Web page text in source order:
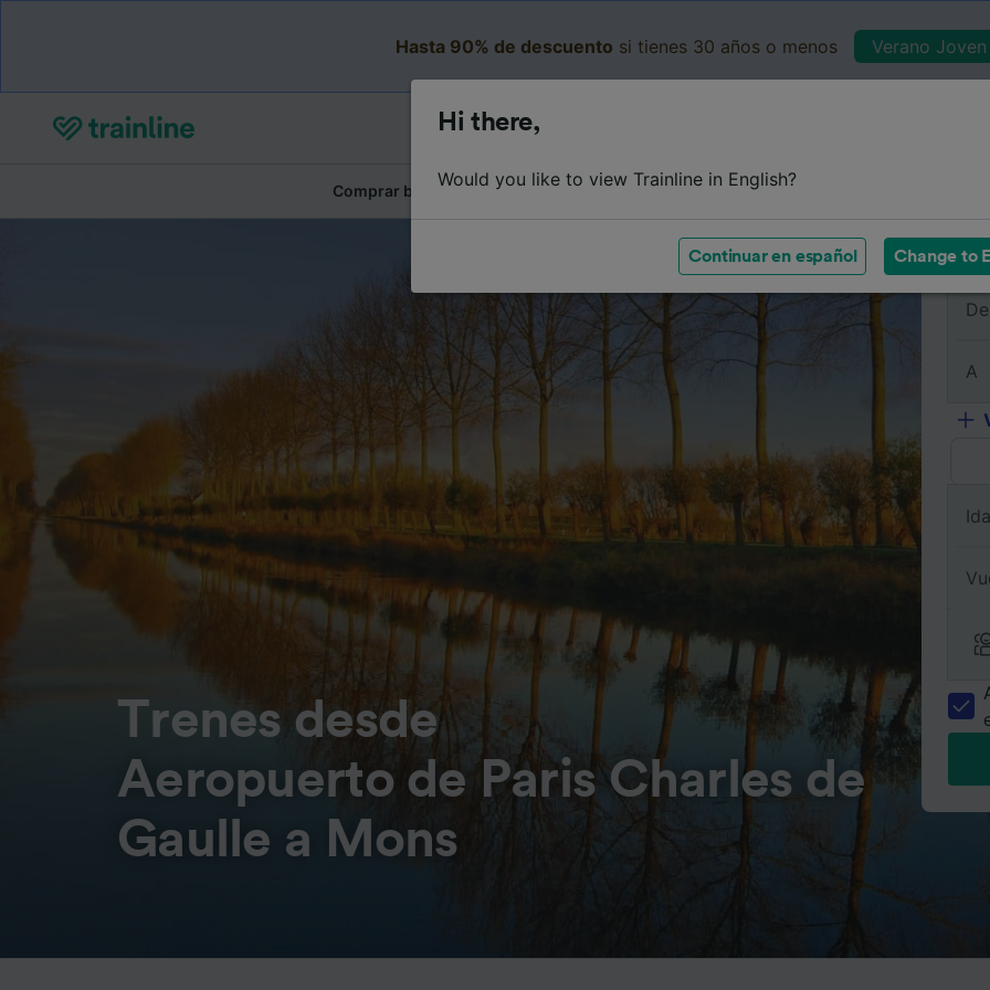
Hasta 90% de descuento si tienes 30 años o menos Verano
Comprar billetes Resumen del viaje Horarios Billetes de tren baratos
Trenes desde
Aeropuerto de Paris Charles de
Gaulle a Mons
De
A
Ida
Hi there,
Would you like to view Trainline in English?
Continuar en español Change to